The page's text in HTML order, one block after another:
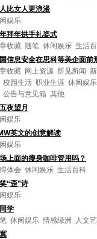
比女人更浪漫
娱乐
拜年拱手礼姿式
收藏 随笔 休闲娱乐 生活
信息安全在思科等美企面前
收藏 网上资源 所见所闻
校园生活 职业生涯 休闲娱乐
公告与意见箱 其他
夜望月
娱乐
英文的创意解读
娱乐
上面的瘦身咖啡管用吗？
体会 休闲娱乐 生活百科
“歪”诗
娱乐
学
休闲娱乐 情感绿洲
人文